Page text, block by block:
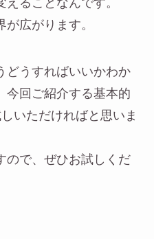
ることなんです。
広がります。
どうすればいいかわか
回ご紹介する基本的
いただければと思いま
ので、ぜひお試しくだ